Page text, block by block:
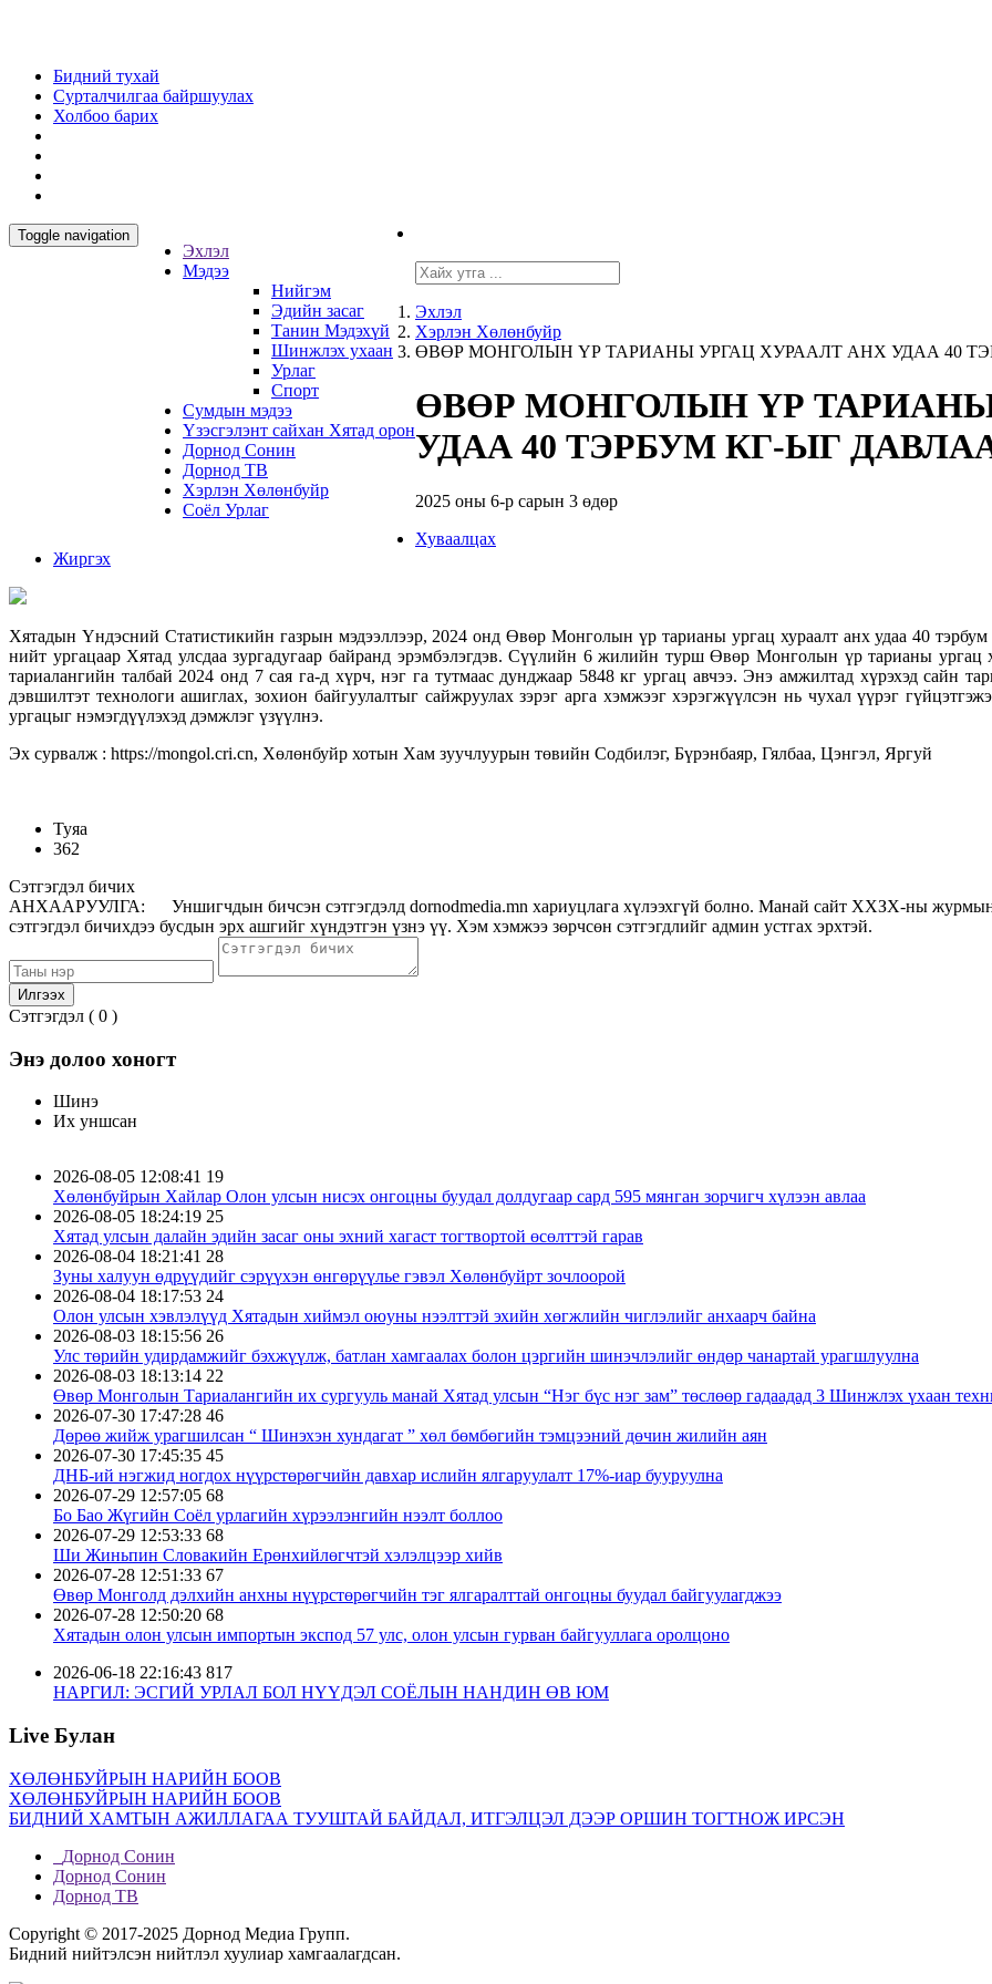
Бидний тухай
Сурталчилгаа байршуулах
Холбоо барих
Toggle navigation
Эхлэл
Мэдээ
Нийгэм
Эдийн засаг
Танин Мэдэхүй
Шинжлэх ухаан
Урлаг
Спорт
Сумдын мэдээ
Үзэсгэлэнт сайхан Хятад орон
Дорнод Сонин
Дорнод ТВ
Хэрлэн Хөлөнбуйр
Соёл Урлаг
Эхлэл
Хэрлэн Хөлөнбуйр
ӨВӨР МОНГОЛЫН ҮР ТАРИАНЫ УРГАЦ ХУРААЛТ АНХ УДАА 40
ӨВӨР МОНГОЛЫН ҮР
УДАА 40 ТЭРБУМ КГ-ЫГ
2025 оны 6-р сарын 3 өдөр
Хуваалцах
Жиргэх
Хятадын Үндэсний Статистикийн газрын мэдээллээр, 2024 онд Өвөр Монголын үр тарианы ургац хураалт анх удаа 40
нийт ургацаар Хятад улсдаа зургадугаар байранд эрэмбэлэгдэв. Сүүлийн 6 жилийн турш Өвөр Монголын үр тарианы
тариалангийн талбай 2024 онд 7 сая га-д хүрч, нэг га тутмаас дунджаар 5848 кг ургац авчээ. Энэ амжилтад хүрэхэд сайн
дэвшилтэт технологи ашиглах, зохион байгуулалтыг сайжруулах зэрэг арга хэмжээг хэрэгжүүлсэн нь чухал үүрэг
ургацыг нэмэгдүүлэхэд дэмжлэг үзүүлнэ.
Эх сурвалж : https://mongol.cri.cn, Хөлөнбуйр хотын Хам зуучлуурын төвийн Содбилэг, Бүрэнбаяр, Гялбаа, Цэнгэл, Яргуй
Туяа
362
Сэтгэгдэл бичих
АНХААРУУЛГА: Уншигчдын бичсэн сэтгэгдэлд dornodmedia.mn хариуцлага хүлээхгүй болно. Манай сайт ХХЗХ-ны журмын
сэтгэгдэл бичихдээ бусдын эрх ашгийг хүндэтгэн үзнэ үү. Хэм хэмжээ зөрчсөн сэтгэгдлийг админ устгах эрхтэй.
Сэтгэгдэл ( 0 )
Энэ долоо хоногт
Шинэ
Их уншсан
2026-08-05 12:08:41 19
Хөлөнбуйрын Хайлар Олон улсын нисэх онгоцны буудал долдугаар сард 595 мянган зорчигч хүлээн авлаа
2026-08-05 18:24:19 25
Хятад улсын далайн эдийн засаг оны эхний хагаст тогтвортой өсөлттэй гарав
2026-08-04 18:21:41 28
Зуны халуун өдрүүдийг сэрүүхэн өнгөрүүлье гэвэл Хөлөнбуйрт зочлоорой
2026-08-04 18:17:53 24
Олон улсын хэвлэлүүд Хятадын хиймэл оюуны нээлттэй эхийн хөгжлийн чиглэлийг анхаарч байна
2026-08-03 18:15:56 26
Улс төрийн удирдамжийг бэхжүүлж, батлан хамгаалах болон цэргийн шинэчлэлийг өндөр чанартай урагшлуулна
2026-08-03 18:13:14 22
Өвөр Монголын Тариалангийн их сургууль манай Хятад улсын “Нэг бүс нэг зам” төслөөр гадаадад 3 Шинжлэх үхаан
2026-07-30 17:47:28 46
Дөрөө жийж урагшилсан “ Шинэхэн хундагат ” хөл бөмбөгийн тэмцээний дөчин жилийн аян
2026-07-30 17:45:35 45
ДНБ-ий нэгжид ногдох нүүрстөрөгчийн давхар ислийн ялгаруулалт 17%-иар бууруулна
2026-07-29 12:57:05 68
Бо Бао Жүгийн Соёл урлагийн хүрээлэнгийн нээлт боллоо
2026-07-29 12:53:33 68
Ши Жиньпин Словакийн Ерөнхийлөгчтэй хэлэлцээр хийв
2026-07-28 12:51:33 67
Өвөр Монголд дэлхийн анхны нүүрстөрөгчийн тэг ялгаралттай онгоцны буудал байгуулагджээ
2026-07-28 12:50:20 68
Хятадын олон улсын импортын экспод 57 улс, олон улсын гурван байгууллага оролцоно
2026-06-18 22:16:43 817
НАРГИЛ: ЭСГИЙ УРЛАЛ БОЛ НҮҮДЭЛ СОЁЛЫН НАНДИН ӨВ ЮМ
Хаврын баярын аяллын ачааллын эхний долоо хоногт давхардсан тоогоор 1.4 тэрбум гаруй зорчигч зорчино
2026-01-06 19:49:01
Шинэ барга баруун хошууны Хэрлэн сумын Баян гацаа хамтын аж ахуйн ашигаа хуваарилав
2026-01-05 22:51:19 708
Ши Жиньпин М.Мартинг хүлээн авч уулзав
2026-01-06 22:52:46 696
Ши Жиньпин Ли Жэ Мёнтой хэлэлцээ хийв
2026-01-20 00:20:02
2025 оны ХҮИ ерөнхийдөө тогтвортой байв
2026-01-23 22:36:44
Хил дамнасан цахилгаан хангамж шинэ шатанд ахиж, Хятад-Монголын цахилгаан сүлжээний хурд нэмэгдлээ
2026-01-16 00:12:47 604
Live Булан
ХӨЛӨНБУЙРЫН НАРИЙН БООВ
ХӨЛӨНБУЙРЫН НАРИЙН БООВ
БИДНИЙ ХАМТЫН АЖИЛЛАГАА ТУУШТАЙ БАЙДАЛ, ИТГЭЛЦЭЛ ДЭЭР ОРШИН ТОГТНОЖ ИРСЭН
Дорнод Сонин
Дорнод Сонин
Дорнод ТВ
Copyright © 2017-2025 Дорнод Медиа Групп.
Бидний нийтэлсэн нийтлэл хуулиар хамгаалагдсан.